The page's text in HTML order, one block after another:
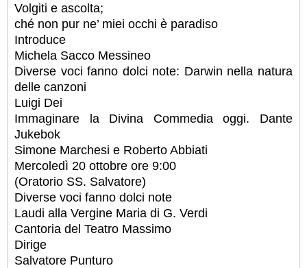
Volgiti e ascolta;
ché non pur ne’ miei occhi è paradiso
Introduce
Michela Sacco Messineo
Diverse voci fanno dolci note: Darwin nella natura
delle canzoni
Luigi Dei
Immaginare la Divina Commedia oggi. Dante
Jukebok
Simone Marchesi e Roberto Abbiati
Mercoledì 20 ottobre ore 9:00
(Oratorio SS. Salvatore)
Diverse voci fanno dolci note
Laudi alla Vergine Maria di G. Verdi
Cantoria del Teatro Massimo
Dirige
Salvatore Punturo